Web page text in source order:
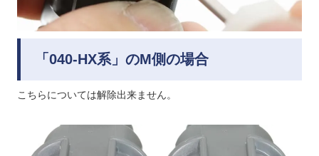
「040-HX系」のM側の場合
こちらについては解除出来ません。